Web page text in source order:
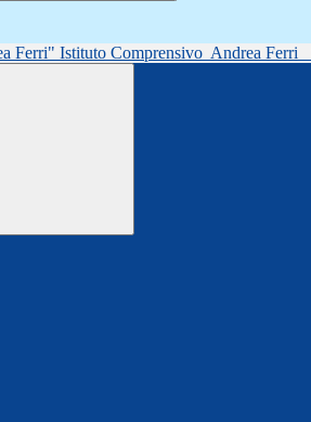
Istituto Comprensivo Andrea Ferri